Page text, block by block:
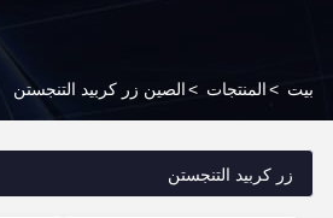
بيت >المنتجات >الصين زر كربيد التنجستن
زر كربيد التنجستن